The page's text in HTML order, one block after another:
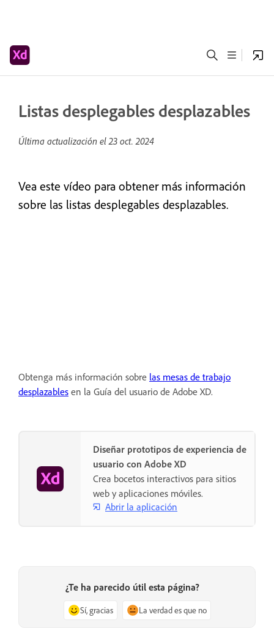
Listas desplegables desplazables
Última actualización el23 oct. 2024
Vea este vídeo para obtener más información
sobre las listas desplegables desplazables.
Obtenga más información sobre las mesas de trabajo
desplazables en la Guía del usuario de Adobe XD.
Diseñar prototipos de experiencia de
usuario con Adobe XD
Crea bocetos interactivos para sitios
web y aplicaciones móviles.
Abrir la aplicación
¿Te ha parecido útil esta página?
Sí, gracias La verdad es que no